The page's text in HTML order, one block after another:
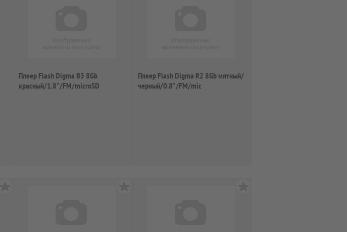
Плеер Flash Digma B3 8Gb
красный/1.8"/FM/microSD
Плеер Flash Digma R2 8Gb мятный/
черный/0.8"/FM/mic